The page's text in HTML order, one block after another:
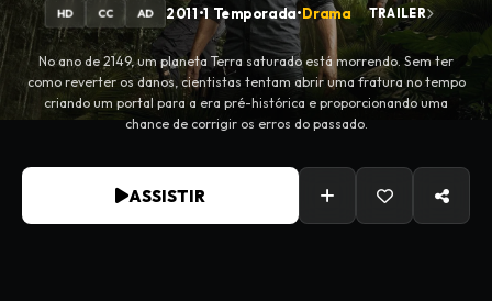
HD CC AD 2011•1 Temporada•Drama TRAILER
No ano de 2149, um planeta Terra saturado está morrendo. Sem ter
como reverter os danos, cientistas tentam abrir uma fratura no tempo
criando um portal para a era pré-histórica e proporcionando uma
chance de corrigir os erros do passado.
ASSISTIR